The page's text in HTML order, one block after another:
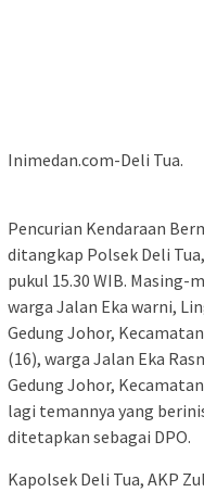
Inimedan.com-Deli Tua.
Pencurian Kendaraan
ditangkap Polsek Deli
pukul 15.30 WIB. Masing-
warga Jalan Eka warni,
Gedung Johor,
(16), warga Jalan Eka
Gedung Johor,
lagi temannya yang
ditetapkan sebagai DPO.
Kapolsek Deli Tua, AKP